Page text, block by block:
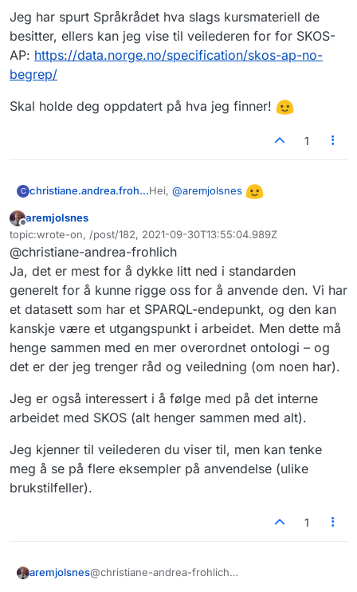
Jeg har spurt Språkrådet hva slags kursmateriell de
besitter, ellers kan jeg vise til veilederen for for SKOS-
AP: https://data.norge.no/specification/skos-ap-no-
begrep/
Skal holde deg oppdatert på hva jeg finner!
1
C christiane.andrea.frohlichHei, @aremjolsnes
eller sikter du til et kurs som går mer
på det interne arbeidet med SKOS?
Jeg har spurt Språkrådet hva slags
kursmateriell de besitter, ellers kan jeg
vise til veilederen for for SKOS-AP:
https://data.norge.no/specification/sk
os-ap-no-begrep/
Skal holde deg oppdatert på hva jeg
finner!
Frakoblet
aremjolsnes
topic:wrote-on, /post/182, 2021-09-30T13:55:04.989Z
Sist endret av
@christiane-andrea-frohlich
Ja, det er mest for å dykke litt ned i standarden
generelt for å kunne rigge oss for å anvende den. Vi har
et datasett som har et SPARQL-endepunkt, og den kan
kanskje være et utgangspunkt i arbeidet. Men dette må
henge sammen med en mer overordnet ontologi – og
det er der jeg trenger råd og veiledning (om noen har).
Jeg er også interessert i å følge med på det interne
arbeidet med SKOS (alt henger sammen med alt).
Jeg kjenner til veilederen du viser til, men kan tenke
meg å se på flere eksempler på anvendelse (ulike
brukstilfeller).
1
aremjolsnes@christiane-andrea-frohlich